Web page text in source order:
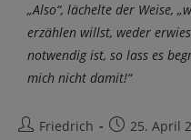
„Also“, lächelte der Weise,
erzählen willst, weder
notwendig ist, so lass es
mich nicht damit!“
Friedrich 25. April